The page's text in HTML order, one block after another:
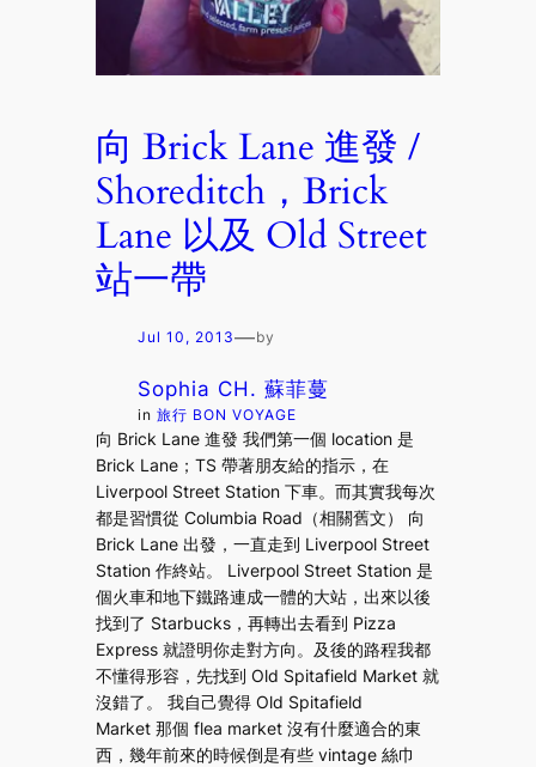
向 Brick Lane 進發 /
Shoreditch，Brick
Lane 以及 Old Street
站一帶
Jul 10, 2013—by
Sophia CH. 蘇菲蔓
in旅行 BON VOYAGE
向 Brick Lane 進發 我們第一個 location 是
Brick Lane；TS 帶著朋友給的指示，在
Liverpool Street Station 下車。而其實我每次
都是習慣從 Columbia Road（相關舊文） 向
Brick Lane 出發，一直走到 Liverpool Street
Station 作終站。 Liverpool Street Station 是
個火車和地下鐵路連成一體的大站，出來以後
找到了 Starbucks，再轉出去看到 Pizza
Express 就證明你走對方向。及後的路程我都
不懂得形容，先找到 Old Spitafield Market 就
沒錯了。 我自己覺得 Old Spitafield
Market 那個 flea market 沒有什麼適合的東
西，幾年前來的時候倒是有些 vintage 絲巾